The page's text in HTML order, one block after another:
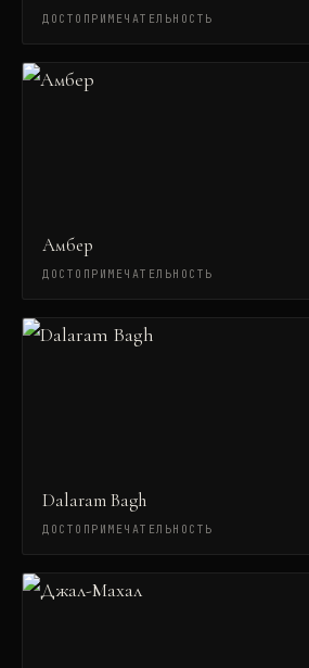
ДОСТОПРИМЕЧАТЕЛЬНОСТЬ
Амбер
ДОСТОПРИМЕЧАТЕЛЬНОСТЬ
Dalaram Bagh
ДОСТОПРИМЕЧАТЕЛЬНОСТЬ